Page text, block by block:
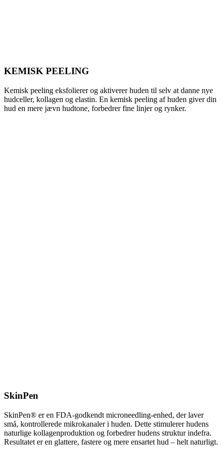
KEMISK PEELING
Kemisk peeling eksfolierer og aktiverer huden til selv at danne nye
hudceller, kollagen og elastin. En kemisk peeling af huden giver din
hud en mere jævn hudtone, forbedrer fine linjer og rynker.
SkinPen
SkinPen® er en FDA-godkendt microneedling-enhed, der laver
små, kontrollerede mikrokanaler i huden. Dette stimulerer hudens
naturlige kollagenproduktion og forbedrer hudens struktur indefra.
Resultatet er en glattere, fastere og mere ensartet hud – helt naturligt.